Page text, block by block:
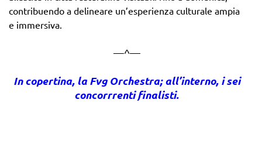
contribuendo a delineare un’esperienza culturale ampia
e immersiva.
—^—
In copertina, la Fvg Orchestra; all’interno, i sei
concorrrenti finalisti.